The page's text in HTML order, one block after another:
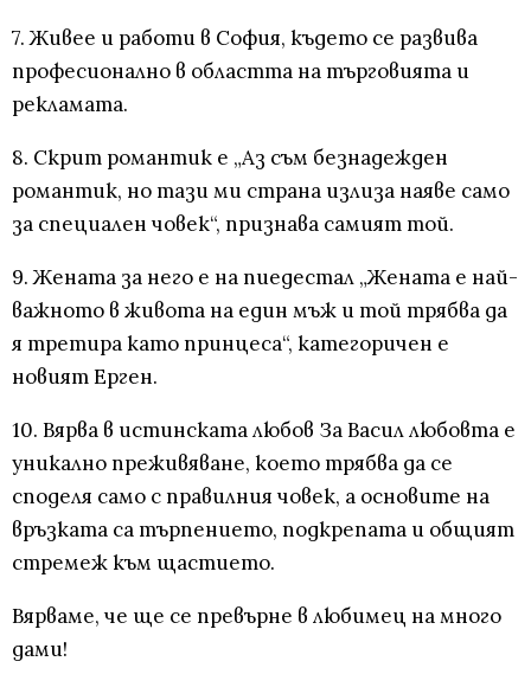
7. Живее и работи в София, където се развива
професионално в областта на търговията и
рекламата.
8. Скрит романтик е „Аз съм безнадежден
романтик, но тази ми страна излиза наяве само
за специален човек“, признава самият той.
9. Жената за него е на пиедестал „Жената е най-
важното в живота на един мъж и той трябва да
я третира като принцеса“, категоричен е
новият Ерген.
10. Вярва в истинската любов За Васил любовта е
уникално преживяване, което трябва да се
споделя само с правилния човек, а основите на
връзката са търпението, подкрепата и общият
стремеж към щастието.
Вярваме, че ще се превърне в любимец на много
дами!